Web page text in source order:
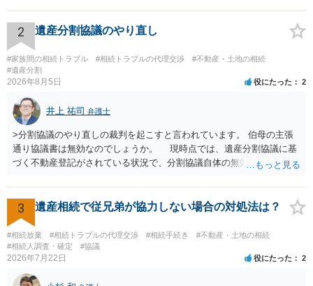
理証明を家庭裁判所で取得し、コピーを答弁書に添えて裁判所に提出
してください。 質問２について 請求棄却を求める答弁書を提出すれ
ば、第１回期日は出席する必要がありません。その日は差支え（用事
があり出席できない）との記載で十分です。 質問３について 弁護士で
はないので、ｍｉｎｔｓでの提出の必要は無いと思います。郵送（期
限までに届けばよい）で十分です。 詳細は、書面記載の裁判所書記官
にお問い合わせください。 以上、ご参考まで。
2 遺産分割協議のやり直し
#家族間の相続トラブル #相続トラブルの代理交渉
#不動産・土地の相続
#遺産分割
2026年8月5日 役にたった 2
井上 祐司 弁護士
>分割協議のやり直しの裁判を起こすと言われています。 伯母の主張
通り協議書は無効なのでしょうか。 現時点では、遺産分割協議に基
づく不動産登記がされている状況で、分割協議自体の無効を裁判所が
方の訴訟の主張及び立証次第ですが、 ・御祖母様の認知能力に関する
医師の意見書、筆跡鑑定 が提出されればその効力が否定される可能性
はありますが、 ・伯母様自身が分割協議に加わっていること ・御祖母
様の意に反する遺産分割協議を行う実益が誰にあったかの立証が困難
であること からすると、実際に遺産分割協議の効力が否定される可能
性はそれほど高くない（立証のハードルは非常に高い）ということが
言えると思います。
3 遺産相続で従兄弟が協力しない場合の対処法は？
#相続放棄 #相続トラブルの代理交渉 #相続手続き
#不動産・土地の相続
#相続人調査・確定
#協議
2026年7月22日 役にたった 2